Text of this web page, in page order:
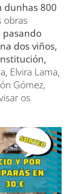
dunhas 800
obras
pasando
dos viños,
Elvira Lama,
Gómez,
os